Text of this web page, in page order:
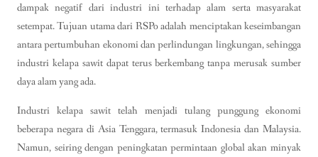
dampak negatif dari industri ini terhadap alam serta masyarakat
setempat. Tujuan utama dari RSPo adalah menciptakan keseimbangan
antara pertumbuhan ekonomi dan perlindungan lingkungan, sehingga
industri kelapa sawit dapat terus berkembang tanpa merusak sumber
daya alam yang ada.
Industri kelapa sawit telah menjadi tulang punggung ekonomi
beberapa negara di Asia Tenggara, termasuk Indonesia dan Malaysia.
Namun, seiring dengan peningkatan permintaan global akan minyak